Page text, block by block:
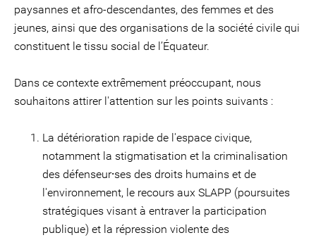
paysannes et afro-descendantes, des femmes et des
jeunes, ainsi que des organisations de la société civile qui
constituent le tissu social de l’Équateur.
Dans ce contexte extrêmement préoccupant, nous
souhaitons attirer l'attention sur les points suivants :
La détérioration rapide de l'espace civique,
notamment la stigmatisation et la criminalisation
des défenseur⸱ses des droits humains et de
l'environnement, le recours aux SLAPP (poursuites
stratégiques visant à entraver la participation
publique) et la répression violente des